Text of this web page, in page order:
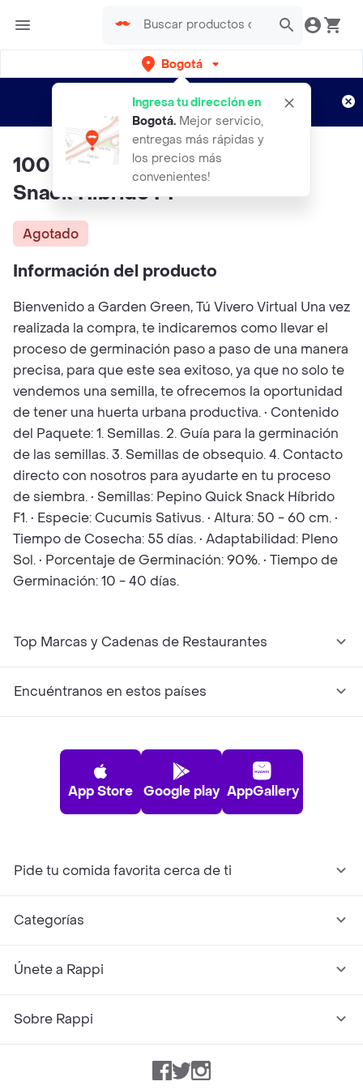
Bogotá
Ingresa tu dirección en
Bogotá. Mejor servicio,
entregas más rápidas y
los precios más
convenientes!
envíos gratis por semanas
Aplican TyC
100 Semillas De Pepino Quick
Snack Híbrido F1
Agotado
Información del producto
Bienvenido a Garden Green, Tú Vivero Virtual Una vez
realizada la compra, te indicaremos como llevar el
proceso de germinación paso a paso de una manera
precisa, para que este sea exitoso, ya que no solo te
vendemos una semilla, te ofrecemos la oportunidad
de tener una huerta urbana productiva. • Contenido
del Paquete: 1. Semillas. 2. Guía para la germinación
de las semillas. 3. Semillas de obsequio. 4. Contacto
directo con nosotros para ayudarte en tu proceso
de siembra. • Semillas: Pepino Quick Snack Híbrido
F1. • Especie: Cucumis Sativus. • Altura: 50 - 60 cm. •
Tiempo de Cosecha: 55 días. • Adaptabilidad: Pleno
Sol. • Porcentaje de Germinación: 90%. • Tiempo de
Germinación: 10 - 40 días.
Top Marcas y Cadenas de Restaurantes
Encuéntranos en estos países
App Store Google play AppGallery
Pide tu comida favorita cerca de ti
Categorías
Únete a Rappi
Sobre Rappi
Facebook
TwitterInstagram